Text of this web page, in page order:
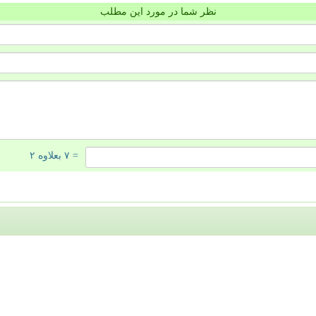
نظر شما در مورد این مطلب
= ۷ بعلاوه ۲